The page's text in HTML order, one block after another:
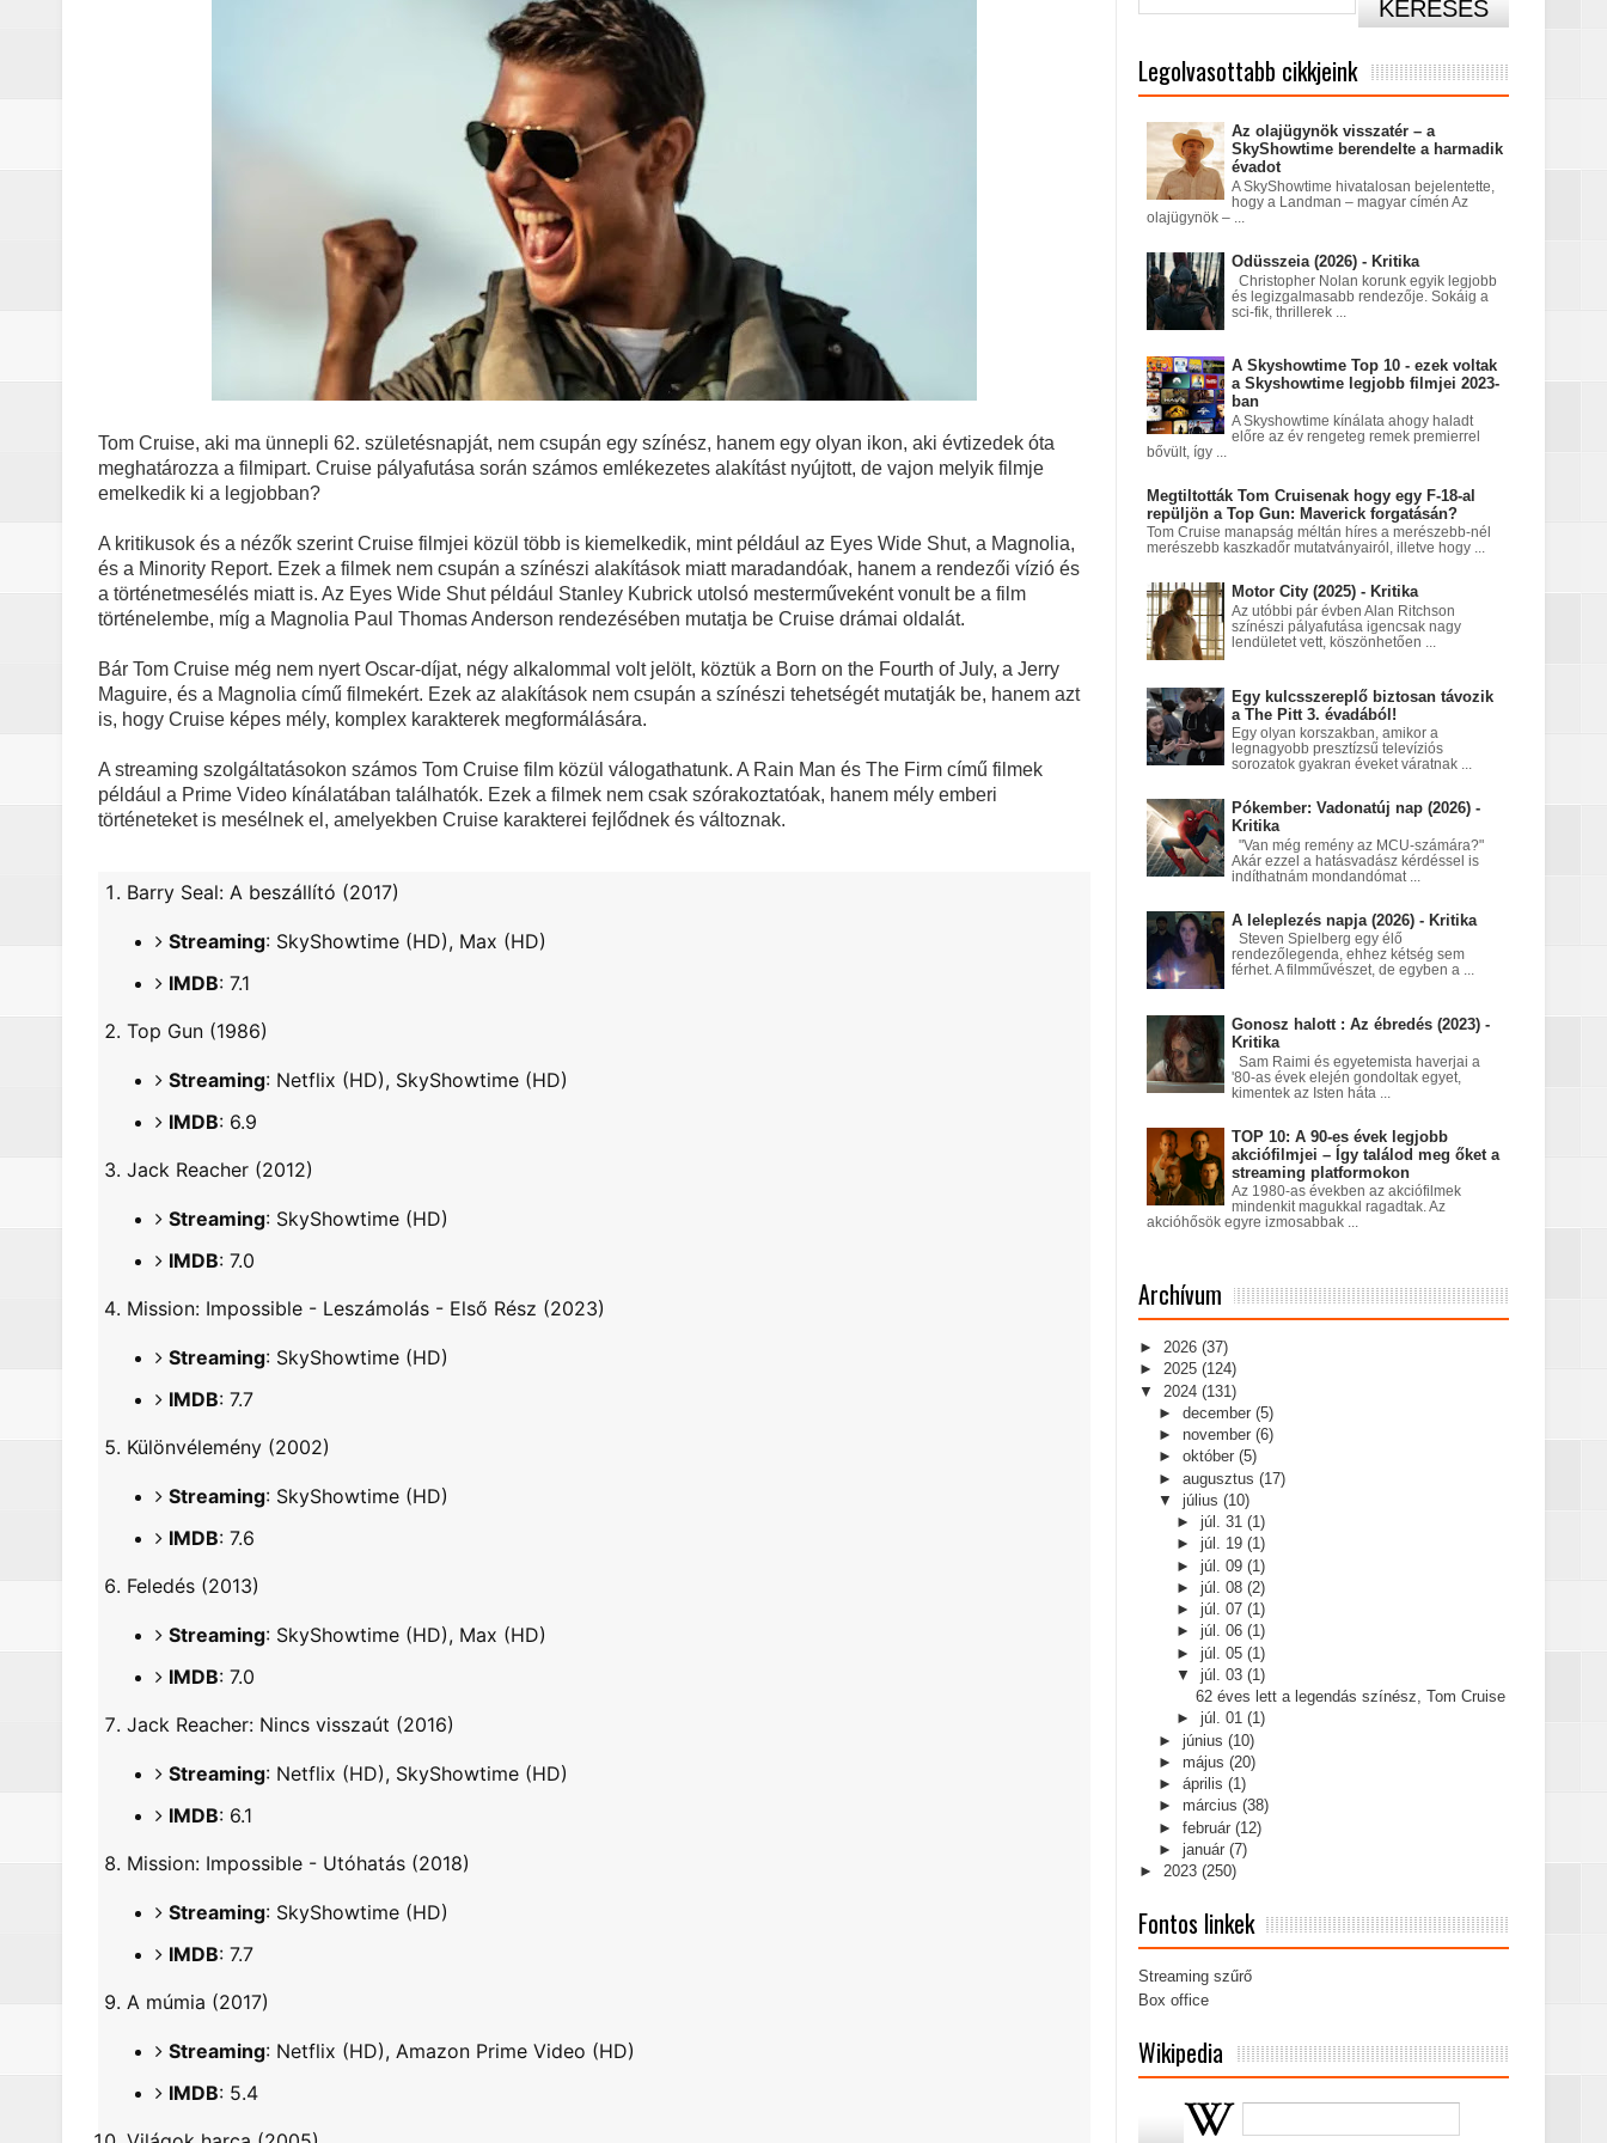
Marshals: A Dutton család legsötétebb titka kiderült – és most már Pete Calvin is benne van
Gonosz halott : Az ébredés (2023) - Kritika
A Yellowstone hiányzó darabja: Sheridan végre megmutatja a gyász valódi arcát a The Madison című sorozatban
Jogászok döntötték el Monica Dutton sorsát? Meglepő részletek a Yellowstone-univerzumból
Michael (2026) - Kritika
A lila fátyol: Rejtélyek könyve – A végjáték
A lila fátyol – a rejtélyek könyve - Harmadik felvonás
A Lila Fátyol: Rejtélyek Könyve, avagy mi lenne, ha a Netflix fantasy dráma görög istenekkel folytatódna tovább?
A The Mandalorian and Grogu trailere brutális akciót ígér
A rejtélyek könyve: egy valós, rejtjeles történet, amit csak néhány beavatott ért, mégis úgy hat, mint egy Netflix‑fantasy
sorozat
Nem veled van a baj: a Stranger Things utolsó évadabán a Hopper-Eleven dinamika teljesen nullára égett
Boromir halála a Gyűrűk Ura-saga egyik legnagyobb megváltástörténete
Pókember: Vadonatúj nap (2026) - Kritika
A Dutton‑birtok szezonja félbevágva ér véget – Sheridanék óvatos játéka látszik minden képkockán
La’an szíve Torontóban tört össze – a Kirk, akit a Prime‑idősík soha nem ad vissza
Tom Cruise, aki ma ünnepli 62. születésnapját, nem csupán egy színész, hanem egy olyan ikon, aki évtizedek óta
meghatározza a filmipart. Cruise pályafutása során számos emlékezetes alakítást nyújtott, de vajon melyik filmje
emelkedik ki a legjobban?
A kritikusok és a nézők szerint Cruise filmjei közül több is kiemelkedik, mint például az Eyes Wide Shut, a Magnolia,
és a Minority Report. Ezek a filmek nem csupán a színészi alakítások miatt maradandóak, hanem a rendezői vízió és
a történetmesélés miatt is. Az Eyes Wide Shut például Stanley Kubrick utolsó mesterműveként vonult be a film
történelembe, míg a Magnolia Paul Thomas Anderson rendezésében mutatja be Cruise drámai oldalát.
Bár Tom Cruise még nem nyert Oscar-díjat, négy alkalommal volt jelölt, köztük a Born on the Fourth of July, a Jerry
Maguire, és a Magnolia című filmekért. Ezek az alakítások nem csupán a színészi tehetségét mutatják be, hanem azt
is, hogy Cruise képes mély, komplex karakterek megformálására.
A streaming szolgáltatásokon számos Tom Cruise film közül válogathatunk. A Rain Man és The Firm című filmek
például a Prime Video kínálatában találhatók. Ezek a filmek nem csak szórakoztatóak, hanem mély emberi
történeteket is mesélnek el, amelyekben Cruise karakterei fejlődnek és változnak.
Barry Seal: A beszállító (2017)
Streaming: SkyShowtime (HD), Max (HD)
IMDB: 7.1
Top Gun (1986)
Streaming: Netflix (HD), SkyShowtime (HD)
IMDB: 6.9
Jack Reacher (2012)
Streaming: SkyShowtime (HD)
IMDB: 7.0
Mission: Impossible - Leszámolás - Első Rész (2023)
Streaming: SkyShowtime (HD)
IMDB: 7.7
Különvélemény (2002)
Streaming: SkyShowtime (HD)
IMDB: 7.6
Feledés (2013)
Streaming: SkyShowtime (HD), Max (HD)
IMDB: 7.0
Jack Reacher: Nincs visszaút (2016)
Streaming: Netflix (HD), SkyShowtime (HD)
IMDB: 6.1
Mission: Impossible - Utóhatás (2018)
Streaming: SkyShowtime (HD)
IMDB: 7.7
A múmia (2017)
Streaming: Netflix (HD), Amazon Prime Video (HD)
IMDB: 5.4
Legolvasottabb cikkjeink
Az olajügynök visszatér – a
SkyShowtime berendelte a harmadik
évadot
A SkyShowtime hivatalosan bejelentette,
hogy a Landman – magyar címén Az
olajügynök – ...
Odüsszeia (2026) - Kritika
Christopher Nolan korunk egyik legjobb
és legizgalmasabb rendezője. Sokáig a
sci-fik, thrillerek ...
A Skyshowtime Top 10 - ezek voltak
a Skyshowtime legjobb filmjei 2023-
ban
A Skyshowtime kínálata ahogy haladt
előre az év rengeteg remek premierrel
bővült, így ...
Megtiltották Tom Cruisenak hogy egy F-18-al
repüljön a Top Gun: Maverick forgatásán?
Tom Cruise manapság méltán híres a merészebb-nél
merészebb kaszkadőr mutatványairól, illetve hogy ...
Motor City (2025) - Kritika
Az utóbbi pár évben Alan Ritchson
színészi pályafutása igencsak nagy
lendületet vett, köszönhetően ...
Egy kulcsszereplő biztosan távozik
a The Pitt 3. évadából!
Egy olyan korszakban, amikor a
legnagyobb presztízsű televíziós
sorozatok gyakran éveket váratnak ...
Pókember: Vadonatúj nap (2026) -
Kritika
"Van még remény az MCU-számára?"
Akár ezzel a hatásvadász kérdéssel is
indíthatnám mondandómat ...
A leleplezés napja (2026) - Kritika
Steven Spielberg egy élő
rendezőlegenda, ehhez kétség sem
férhet. A filmművészet, de egyben a ...
Gonosz halott : Az ébredés (2023) -
Kritika
Sam Raimi és egyetemista haverjai a
'80-as évek elején gondoltak egyet,
kimentek az Isten háta ...
TOP 10: A 90-es évek legjobb
akciófilmjei – Így találod meg őket a
streaming platformokon
Az 1980-as években az akciófilmek
mindenkit magukkal ragadtak. Az
akcióhősök egyre izmosabbak ...
Archívum
► 2026 (37)
► 2025 (124)
▼ 2024 (131)
► december (5)
► november (6)
► október (5)
► augusztus (17)
▼ július (10)
►júl. 31(1)
►júl. 19(1)
►júl. 09(1)
►júl. 08(2)
►júl. 07(1)
►júl. 06(1)
►júl. 05(1)
▼júl. 03(1)
62 éves lett a legendás színész, Tom Cruise
►júl. 01(1)
► június (10)
► május (20)
► április (1)
► március (38)
► február (12)
► január (7)
► 2023 (250)
Fontos linkek
Streaming szűrő
Box office
Wikipedia